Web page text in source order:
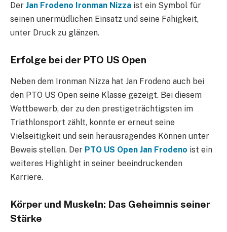
Der Jan Frodeno Ironman Nizza ist ein Symbol für
seinen unermüdlichen Einsatz und seine Fähigkeit,
unter Druck zu glänzen.
Erfolge bei der PTO US Open
Neben dem Ironman Nizza hat Jan Frodeno auch bei
den PTO US Open seine Klasse gezeigt. Bei diesem
Wettbewerb, der zu den prestigeträchtigsten im
Triathlonsport zählt, konnte er erneut seine
Vielseitigkeit und sein herausragendes Können unter
Beweis stellen. Der PTO US Open Jan Frodeno ist ein
weiteres Highlight in seiner beeindruckenden
Karriere.
Körper und Muskeln: Das Geheimnis seiner
Stärke